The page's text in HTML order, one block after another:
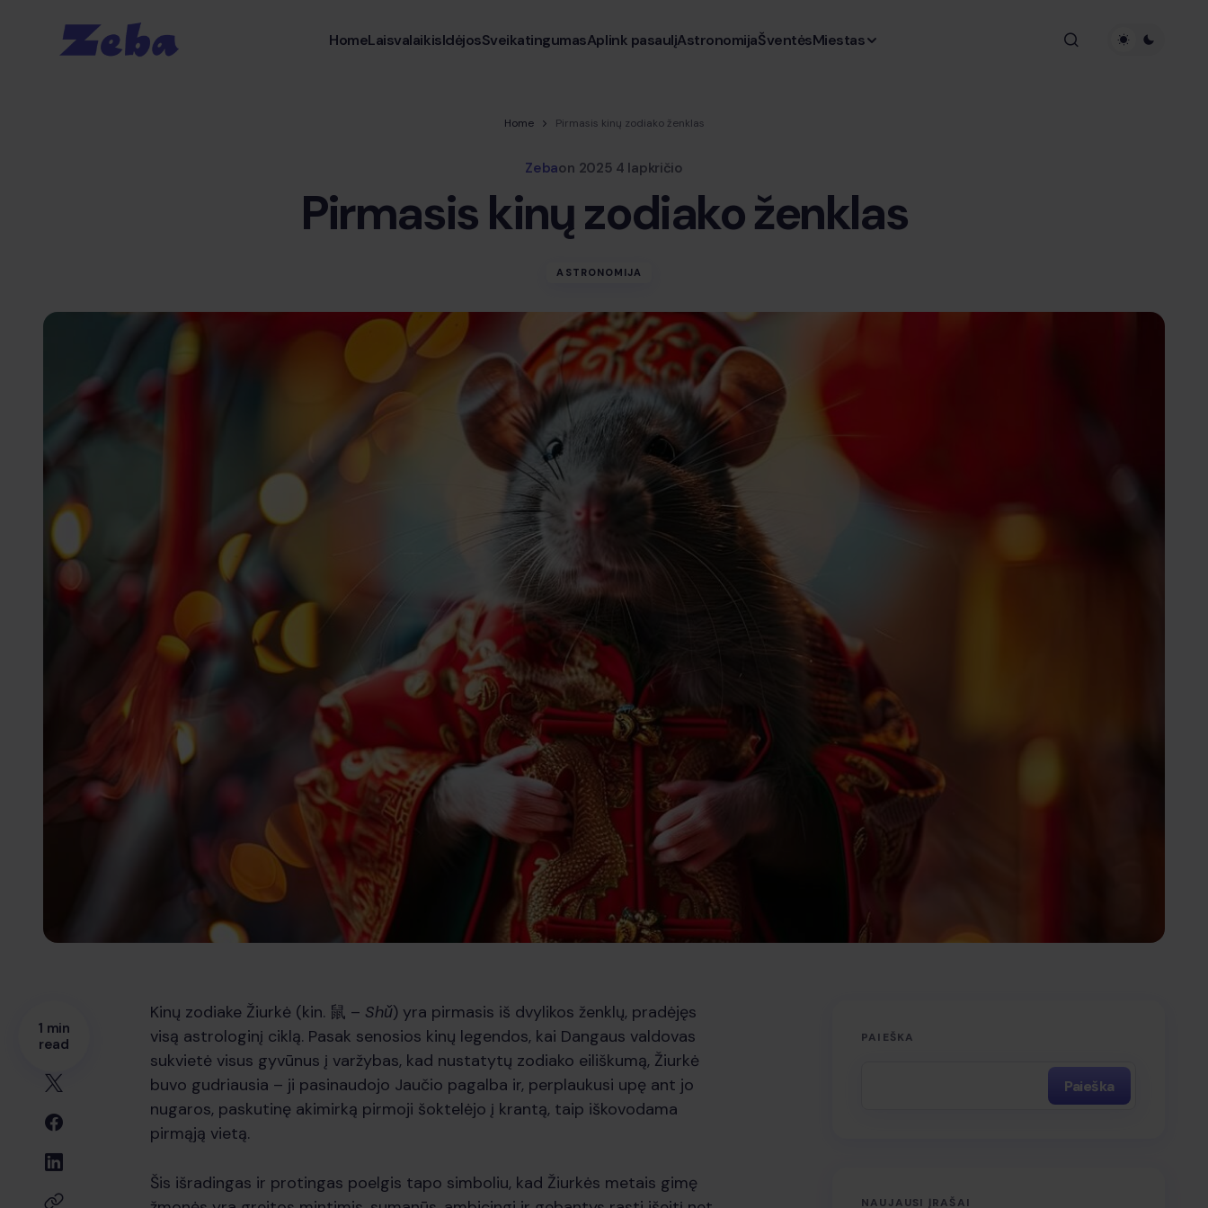
HomeLaisvalaikisIdėjosSveikatingumasAplink pasaulįAstronomijaŠventėsMiestas
Home Pirmasis kinų zodiako ženklas
Zebaon 2025 4 lapkričio
Pirmasis kinų zodiako ženklas
ASTRONOMIJA
1 min
read
Kinų zodiake Žiurkė (kin. 鼠 – Shǔ) yra pirmasis iš dvylikos ženklų, pradėjęs
visą astrologinį ciklą. Pasak senosios kinų legendos, kai Dangaus valdovas
sukvietė visus gyvūnus į varžybas, kad nustatytų zodiako eiliškumą, Žiurkė
buvo gudriausia – ji pasinaudojo Jaučio pagalba ir, perplaukusi upę ant jo
nugaros, paskutinę akimirką pirmoji šoktelėjo į krantą, taip iškovodama
pirmąją vietą.
Šis išradingas ir protingas poelgis tapo simboliu, kad Žiurkės metais gimę
PAIEŠKA
Paieška
NAUJAUSI ĮRAŠAI